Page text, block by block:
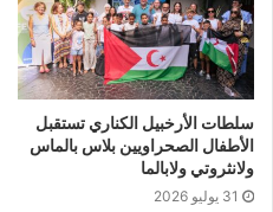
سلطات الأرخبيل الكناري تستقبل
الأطفال الصحراويين بلاس بالماس
ولانثروتي ولابالما
31 يوليو 2026